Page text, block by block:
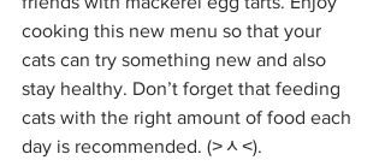
cooking this new menu so that your
cats can try something new and also
stay healthy. Don’t forget that feeding
cats with the right amount of food each
day is recommended. (˃ᆺ˂).